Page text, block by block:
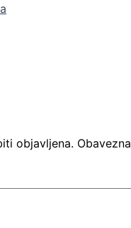
objavljena.